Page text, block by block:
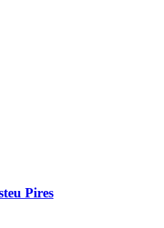
Pires